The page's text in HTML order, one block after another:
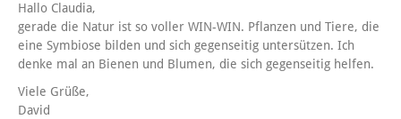
Hallo Claudia,
gerade die Natur ist so voller WIN-WIN. Pflanzen und Tiere, die
eine Symbiose bilden und sich gegenseitig untersützen. Ich
denke mal an Bienen und Blumen, die sich gegenseitig helfen.
Viele Grüße,
David